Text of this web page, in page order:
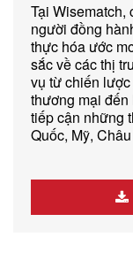
Tại Wisematch,
người đồng
thực hóa ước
sắc về các thị
vụ từ chiến
thương mại đến
tiếp cận những
Quốc, Mỹ,